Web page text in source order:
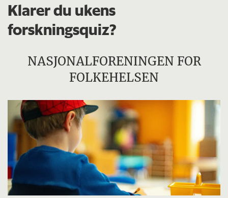
Klarer du ukens
forskningsquiz?
NASJONALFORENINGEN FOR
FOLKEHELSEN